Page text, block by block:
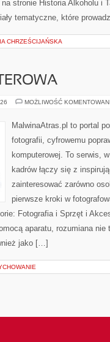
stronie Historia Alkoholu i
tematyczne, które
CHRZEŚCIJAŃSKA
MOŻLIWOŚĆ
MalwinaAtras.pl to portal
fotografii, cyfrowemu
komputerowej. To serwis,
kadrów łączy się z
zainteresować zarówno
pierwsze kroki w
Fotografia i Sprzęt i
aparatu, rozumiana
jako […]